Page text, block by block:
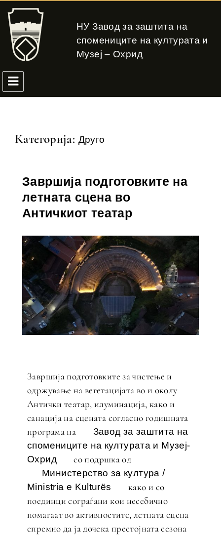
НУ Завод за заштита на
спомениците на културата и
Музеј – Охрид
Категорија: Друго
Завршија подготовките на
летната сцена во
Античкиот театар
Завршија подготовките за чистење и
одржување на вегетацијата во и околу
Антички театар, илуминација, како и
санација на сцената согласно годишната
програма на
Завод за заштита на
спомениците на културата и Музеј-
Охрид
со подршка од
Министерство за култура /
Ministria e Kulturës
како и со
поединци сограѓани кои несебично
помагаат во активностите, летната сцена
спремно да ја дочека престојната сезона